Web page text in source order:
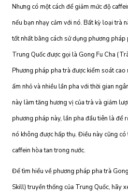
Nhưng có một cách để giảm mức độ
nếu bạn nhạy cảm với nó. Bất kỳ loại trà
tốt nhất bằng cách sử dụng phương
Trung Quốc được gọi là Gong Fu Cha
Phương pháp pha trà được kiểm soát
ấm nhỏ và nhiều lần pha với thời gian
này làm tăng hương vị của trà và giảm
phương pháp này, lần pha đầu tiên là để
nó không được hấp thụ. Điều này cũng
caffein hòa tan trong nước.
Để tìm hiểu về phương pháp pha trà
Skill) truyền thống của Trung Quốc, hãy